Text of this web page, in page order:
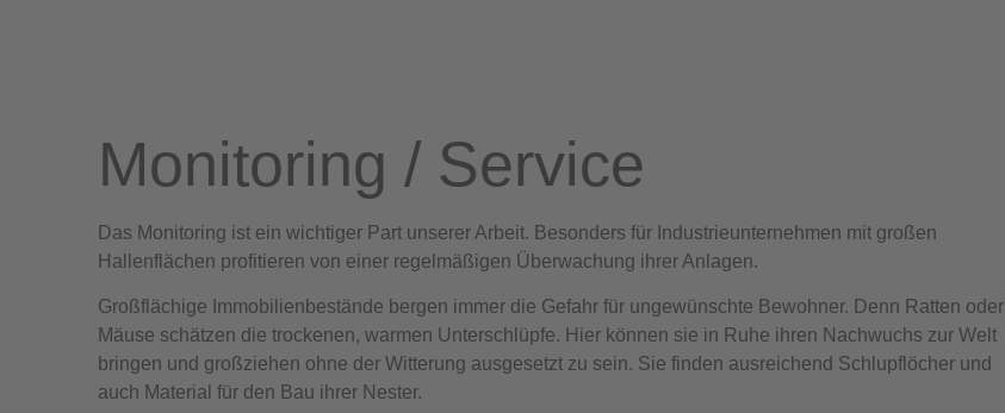
Monitoring / Service
Das Monitoring ist ein wichtiger Part unserer Arbeit. Besonders für Industrieunternehmen mit großen
Hallenflächen profitieren von einer regelmäßigen Überwachung ihrer Anlagen.
Großflächige Immobilienbestände bergen immer die Gefahr für ungewünschte Bewohner. Denn Ratten oder
Mäuse schätzen die trockenen, warmen Unterschlüpfe. Hier können sie in Ruhe ihren Nachwuchs zur Welt
bringen und großziehen ohne der Witterung ausgesetzt zu sein. Sie finden ausreichend Schlupflöcher und
auch Material für den Bau ihrer Nester.